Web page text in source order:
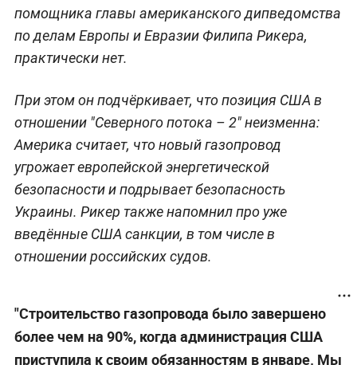
помощника главы американского дипведомства
по делам Европы и Евразии Филипа Рикера,
практически нет.
При этом он подчёркивает, что позиция США в
отношении "Северного потока – 2" неизменна:
Америка считает, что новый газопровод
угрожает европейской энергетической
безопасности и подрывает безопасность
Украины. Рикер также напомнил про уже
введённые США санкции, в том числе в
отношении российских судов.
"Строительство газопровода было завершено
более чем на 90%, когда администрация США
приступила к своим обязанностям в январе. Мы